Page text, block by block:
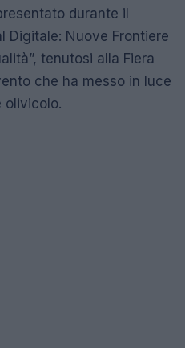
durante il
Digitale: Nuove Frontiere
tenutosi alla Fiera
che ha messo in luce
olivicolo.